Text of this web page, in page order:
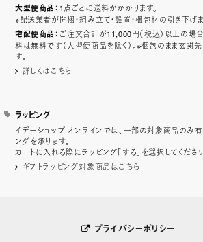
大型便商品 ：1点ごとに送料がかかります。
※配送業者が開梱・組み立て・設置・梱包材の引き下げ
宅配便商品 ：ご注文合計が11,000円（税込）以上の場
料は無料です（大型便商品を除く）。※梱包のまま玄関
す。
詳しくはこちら
ラッピング
イデーショップ オンラインでは、一部の対象商品のみ
ングを承ります。
カートに入れる際にラッピング「する」を選択してくださ
ギフトラッピング対象商品はこちら
プライバシーポリシー